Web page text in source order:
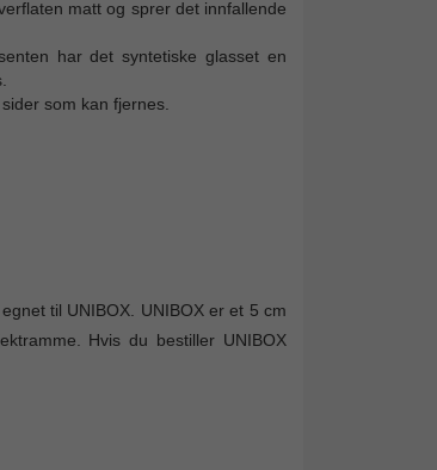
matt og sprer det innfallende
har det syntetiske glasset en
sider som kan fjernes.
til UNIBOX. UNIBOX er et 5 cm
Hvis du bestiller UNIBOX